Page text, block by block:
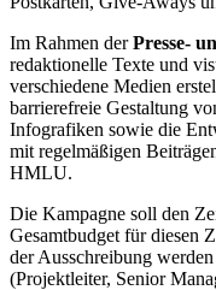
Im Rahmen derPresse-
redaktionelle Texte und
verschiedene Medien
barrierefreie Gestaltung
Infografiken sowie die
mit regelmäßigen
HMLU.
Die Kampagne soll den
Gesamtbudget für diesen
der Ausschreibung
(Projektleiter, Senior